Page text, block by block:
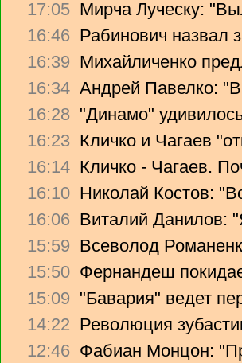
17:05 Мирча Луческу:
16:46 Рабинович назвал
16:39 Михайличенко
16:34 Андрей Павелко:
16:28 "Динамо"
16:23 Кличко и Чагаев
16:14 Кличко - Чагаев.
16:10 Николай Костов:
16:06 Виталий Данилов:
15:59 Всеволод
15:50 Фернандеш
15:09 "Бавария" ведет
14:22 Революция
12:46 Фабиан Монцон: